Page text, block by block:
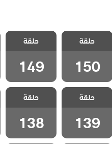
مسلسل لا تترك
يدي مدبلج
الحلقة 150
حلقة
150
مسلسل لا تترك
يدي مدبلج
الحلقة 149
حلقة
149
مسلسل لا تترك
يدي مدبلج
الحلقة 139
حلقة
139
مسلسل لا تترك
يدي مدبلج
الحلقة 138
حلقة
138